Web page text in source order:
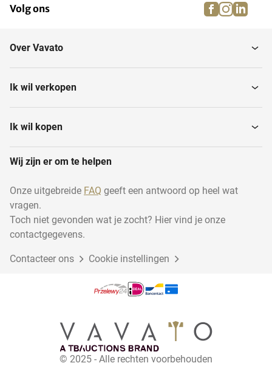
Volg ons facebook
Over Vavato
Ik wil verkopen
Ik wil kopen
Wij zijn er om te helpen
Onze uitgebreide FAQ geeft een antwoord op heel wat
vragen.
Toch niet gevonden wat je zocht? Hier vind je onze
contactgegevens.
Contacteer ons Cookie instellingen
© 2025 - Alle rechten voorbehouden